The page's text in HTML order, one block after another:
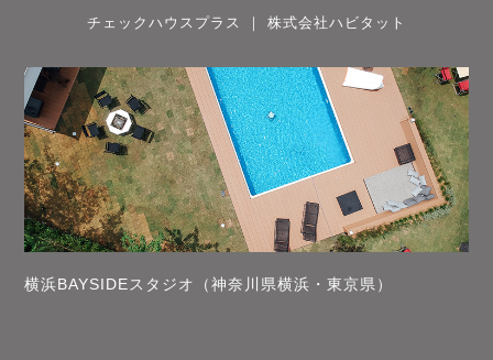
チェックハウスプラス ｜ 株式会社ハビタット
横浜BAYSIDEスタジオ（神奈川県横浜・東京県）